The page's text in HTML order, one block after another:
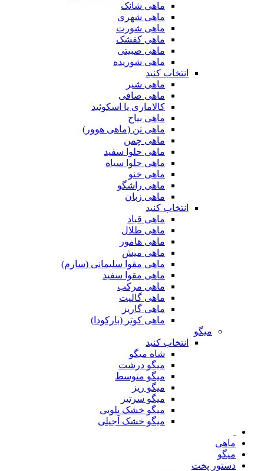
ماهی شانک
ماهی شهری
ماهی شورت
ماهی کفشک
ماهی صبیتی
ماهی شوریده
انتخاب کنید
ماهی شیر
ماهی صافی
کالاماری یا اسکوئید
ماهی بیاح
ماهی تن (ماهی هوور)
ماهی چمن
ماهی حلوا سفید
ماهی حلوا سیاه
ماهی خنو
ماهی راشگو
ماهی زبان
انتخاب کنید
ماهی قباد
ماهی طلال
ماهی هامور
ماهی میش
ماهی مقوا سلیمانی (سارم)
ماهی مقوا سفید
ماهی مرکب
ماهی گالیت
ماهی گاریز
ماهی کوتر (بارکودا)
میگو
انتخاب کنید
شاه میگو
میگو درشت
میگو متوسط
میگو ریز
میگو سرتیز
میگو خشک پلویی
میگو خشک آجیلی
ماهی
میگو
دستور پخت